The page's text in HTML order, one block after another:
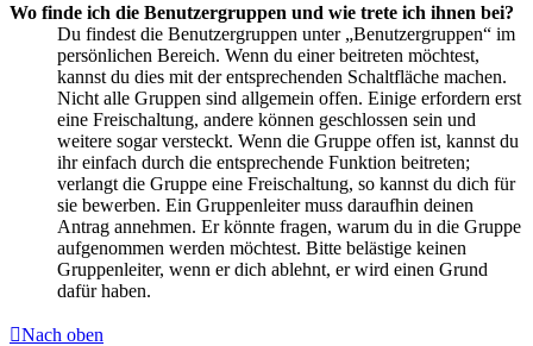
Wo finde ich die Benutzergruppen und wie trete ich ihnen bei?
Du findest die Benutzergruppen unter „Benutzergruppen“ im
persönlichen Bereich. Wenn du einer beitreten möchtest,
kannst du dies mit der entsprechenden Schaltfläche machen.
Nicht alle Gruppen sind allgemein offen. Einige erfordern erst
eine Freischaltung, andere können geschlossen sein und
weitere sogar versteckt. Wenn die Gruppe offen ist, kannst du
ihr einfach durch die entsprechende Funktion beitreten;
verlangt die Gruppe eine Freischaltung, so kannst du dich für
sie bewerben. Ein Gruppenleiter muss daraufhin deinen
Antrag annehmen. Er könnte fragen, warum du in die Gruppe
aufgenommen werden möchtest. Bitte belästige keinen
Gruppenleiter, wenn er dich ablehnt, er wird einen Grund
dafür haben.
Nach oben